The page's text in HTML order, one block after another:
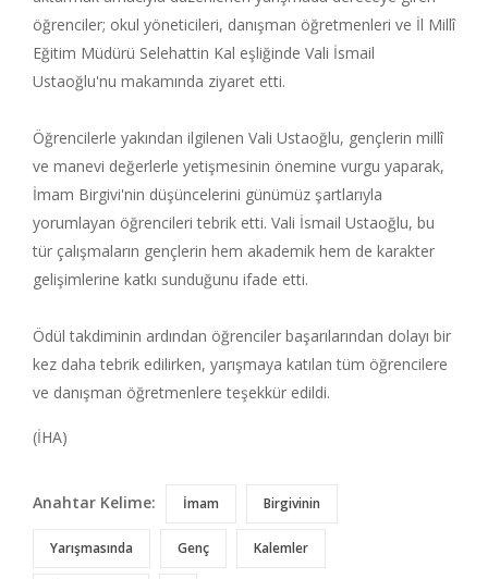
öğrenciler; okul yöneticileri, danışman öğretmenleri ve İl Millî
Eğitim Müdürü Selehattin Kal eşliğinde Vali İsmail
Ustaoğlu'nu makamında ziyaret etti.
Öğrencilerle yakından ilgilenen Vali Ustaoğlu, gençlerin millî
ve manevi değerlerle yetişmesinin önemine vurgu yaparak,
İmam Birgivi'nin düşüncelerini günümüz şartlarıyla
yorumlayan öğrencileri tebrik etti. Vali İsmail Ustaoğlu, bu
tür çalışmaların gençlerin hem akademik hem de karakter
gelişimlerine katkı sunduğunu ifade etti.
Ödül takdiminin ardından öğrenciler başarılarından dolayı bir
kez daha tebrik edilirken, yarışmaya katılan tüm öğrencilere
ve danışman öğretmenlere teşekkür edildi.
(İHA)
Anahtar Kelime: İmam Birgivinin
Yarışmasında Genç Kalemler